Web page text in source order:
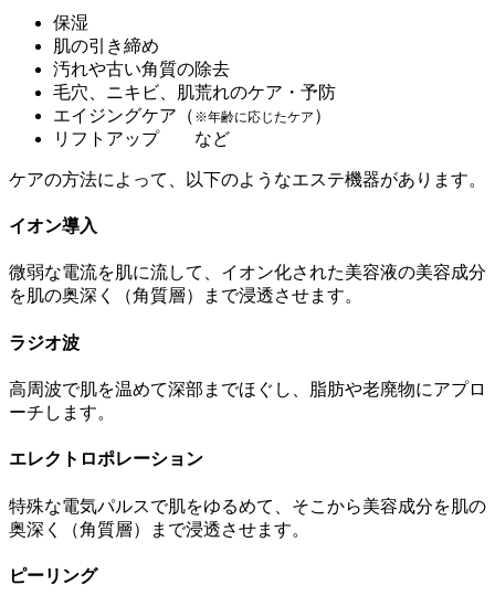
保湿
肌の引き締め
汚れや古い角質の除去
毛穴、ニキビ、肌荒れのケア・予防
エイジングケア（ ※年齢に応じたケア ）
リフトアップ など
ケアの方法によって、以下のようなエステ機器があります。
イオン導入
微弱な電流を肌に流して、イオン化された美容液の美容成分
を肌の奥深く（角質層）まで浸透させます。
ラジオ波
高周波で肌を温めて深部までほぐし、脂肪や老廃物にアプロ
ーチします。
エレクトロポレーション
特殊な電気パルスで肌をゆるめて
、そこから美容成分を肌の
奥深く（角質層）まで浸透させます。
ピーリング